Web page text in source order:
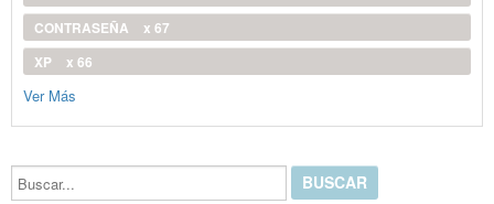
CONTRASEÑA
x 67
XP
x 66
Ver Más
Buscar...